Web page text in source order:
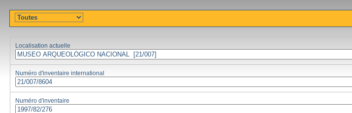
Localisation actuelle
Numéro d'inventaire international
Numéro d'inventaire